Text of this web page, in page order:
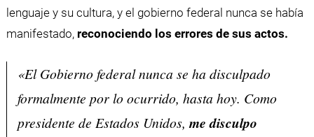
lenguaje y su cultura, y el gobierno federal nunca se había
manifestado,reconociendo los errores de sus actos.
«El Gobierno federal nunca se ha disculpado
formalmente por lo ocurrido, hasta hoy. Como
presidente de Estados Unidos,me disculpo